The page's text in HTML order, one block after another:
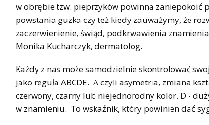
w obrębie tzw. pieprzyków powinna zaniepokoić
powstania guzka czy też kiedy zauważymy, że
zaczerwienienie, świąd, podkrwawienia
Monika Kucharczyk, dermatolog.
Każdy z nas może samodzielnie skontrolować
jako reguła ABCDE. A czyli asymetria, zmiana
czerwony, czarny lub niejednorodny kolor. D -
w znamieniu. To wskaźnik, który powinien dać